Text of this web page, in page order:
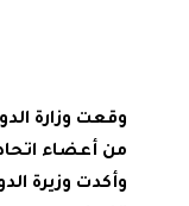
وقعت وزارة
من أعضاء
وأكدت وزيرة